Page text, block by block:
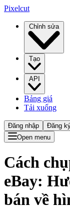
Pixelcut
Chỉnh sửa
Tạo
API
Bảng giá
Tải xuống
Đăng nhập
Đăng
Open menu
Cách
eBay:
bán về